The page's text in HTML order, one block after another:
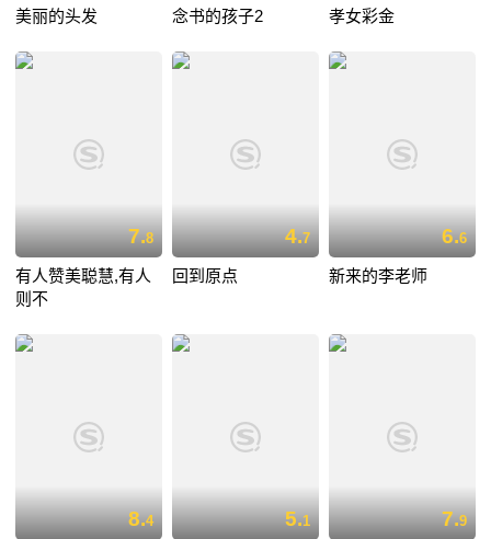
美丽的头发 念书的孩子2 孝女彩金
7.8
有人赞美聪慧,有人
则不
4.7
回到原点
6.6
新来的李老师
8.4 5.1 7.9